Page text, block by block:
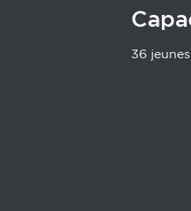
36 jeunes